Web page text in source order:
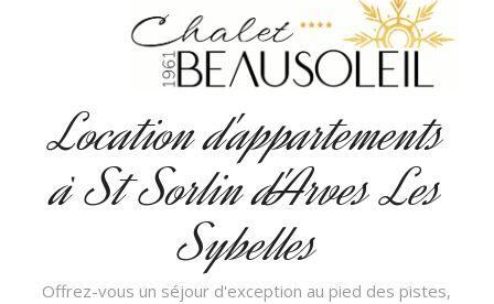
Location d'appartements
à St Sorlin d'Arves Les
Sybelles
Offrez-vous un séjour d'exception au pied des pistes,